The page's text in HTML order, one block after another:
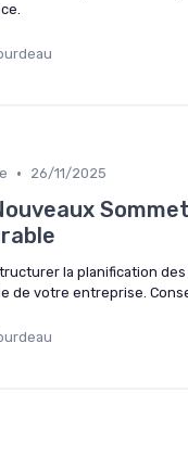
• 26/11/2025
la planification
de votre entreprise.